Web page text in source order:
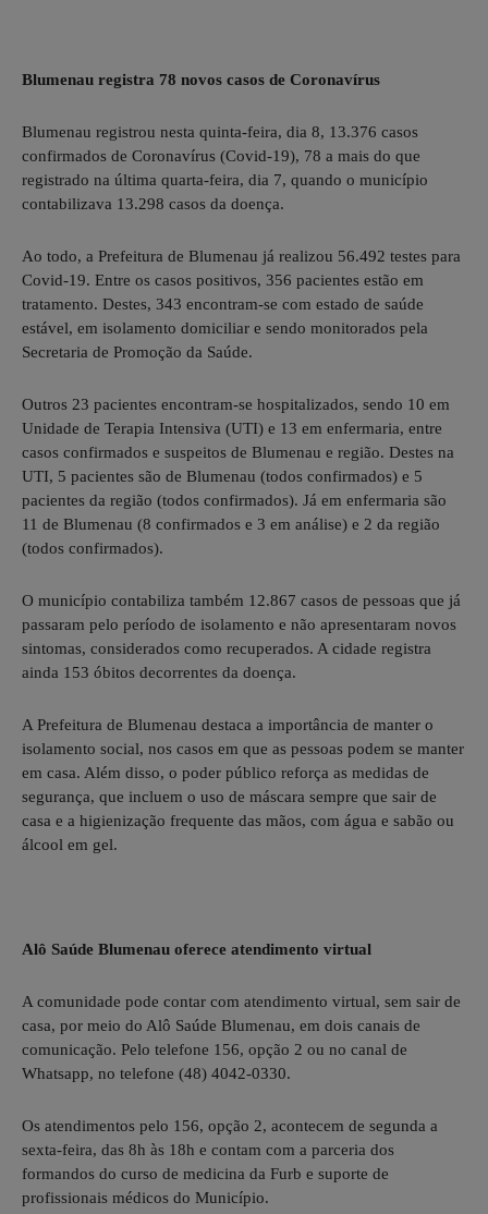
Blumenau registra 78 novos casos de Coronavírus
Blumenau registrou nesta quinta-feira, dia 8, 13.376 casos
confirmados de Coronavírus (Covid-19), 78 a mais do que
registrado na última quarta-feira, dia 7, quando o município
contabilizava 13.298 casos da doença.
Ao todo, a Prefeitura de Blumenau já realizou 56.492 testes para
Covid-19. Entre os casos positivos, 356 pacientes estão em
tratamento. Destes, 343 encontram-se com estado de saúde
estável, em isolamento domiciliar e sendo monitorados pela
Secretaria de Promoção da Saúde.
Outros 23 pacientes encontram-se hospitalizados, sendo 10 em
Unidade de Terapia Intensiva (UTI) e 13 em enfermaria, entre
casos confirmados e suspeitos de Blumenau e região. Destes na
UTI, 5 pacientes são de Blumenau (todos confirmados) e 5
pacientes da região (todos confirmados). Já em enfermaria são
11 de Blumenau (8 confirmados e 3 em análise) e 2 da região
(todos confirmados).
O município contabiliza também 12.867 casos de pessoas que já
passaram pelo período de isolamento e não apresentaram novos
sintomas, considerados como recuperados. A cidade registra
ainda 153 óbitos decorrentes da doença.
A Prefeitura de Blumenau destaca a importância de manter o
isolamento social, nos casos em que as pessoas podem se manter
em casa. Além disso, o poder público reforça as medidas de
segurança, que incluem o uso de máscara sempre que sair de
casa e a higienização frequente das mãos, com água e sabão ou
álcool em gel.
Alô Saúde Blumenau oferece atendimento virtual
A comunidade pode contar com atendimento virtual, sem sair de
casa, por meio do Alô Saúde Blumenau, em dois canais de
comunicação. Pelo telefone 156, opção 2 ou no canal de
Whatsapp, no telefone (48) 4042-0330.
Os atendimentos pelo 156, opção 2, acontecem de segunda a
sexta-feira, das 8h às 18h e contam com a parceria dos
formandos do curso de medicina da Furb e suporte de
profissionais médicos do Município.